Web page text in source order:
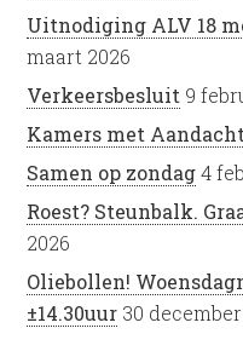
Uitnodiging ALV 18
maart 2026
Verkeersbesluit 9
Kamers met Aandacht
Samen op zondag 4
Roest? Steunbalk.
2026
Oliebollen!
±14.30uur 30